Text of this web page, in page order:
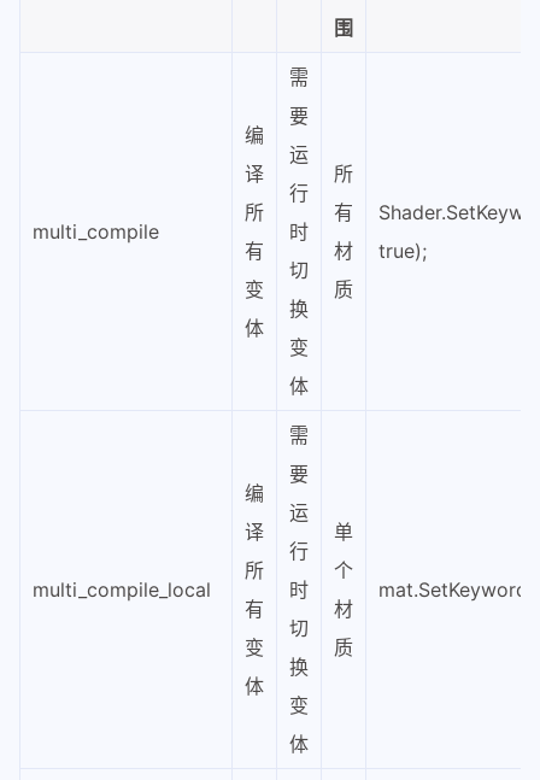
围
multi_compile
编
译
所
有
变
体
需
要
运
行
时
切
换
变
体
所
有
材
质
true);
multi_compile_local
编
译
所
有
变
体
需
要
运
行
时
切
换
变
体
单
个
材
质